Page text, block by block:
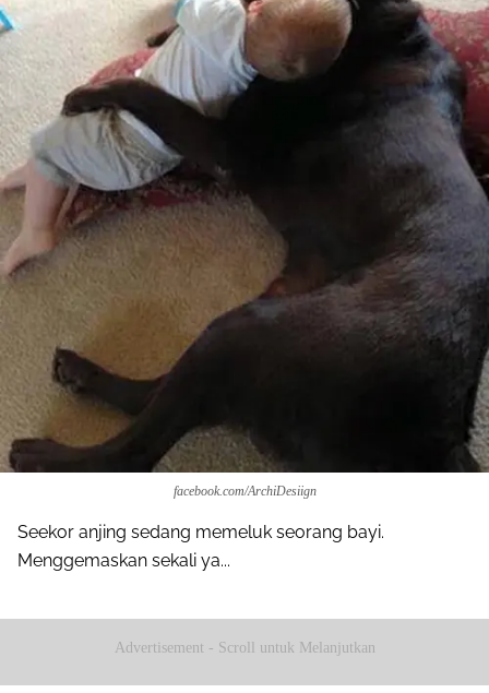
facebook.com/ArchiDesiign
Seekor anjing sedang memeluk seorang bayi.
Menggemaskan sekali ya...
Advertisement - Scroll untuk Melanjutkan